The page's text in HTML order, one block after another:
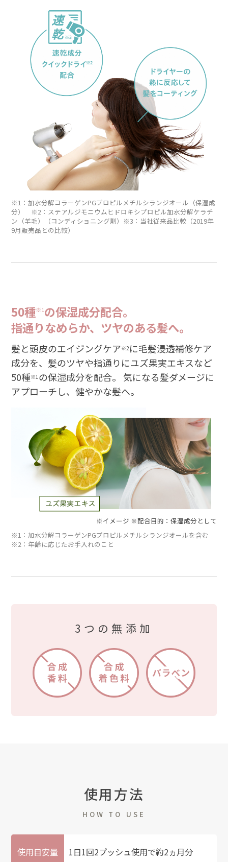
※1：加水分解コラーゲンPGプロピルメチルシランジオール（保湿成
分） ※2：ステアルジモニウムヒドロキシプロピル加水分解ケラチ
ン（羊毛）（コンディショニング剤）※3：当社従来品比較（2019年
9月販売品との比較）
50種※1の保湿成分配合。
指通りなめらか、ツヤのある髪へ。
髪と頭皮のエイジングケア※2に毛髪浸透補修ケア
成分を、髪のツヤや指通りにユズ果実エキスなど
50種※1の保湿成分を配合。 気になる髪ダメージに
アプローチし、健やかな髪へ。
※イメージ ※配合目的：保湿成分として
※1：加水分解コラーゲンPGプロピルメチルシランジオールを含む
※2：年齢に応じたお手入れのこと
3つの無添加
使用方法
HOW TO USE
使用目安量 1日1回2プッシュ使用で約2ヵ月分